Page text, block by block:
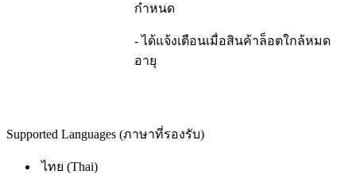
กำหนด
- ได้แจ้งเตือนเมื่อสินค้าล็อตใกล้หมด
อายุ
Supported Languages (ภาษาที่รองรับ)
ไทย (Thai)